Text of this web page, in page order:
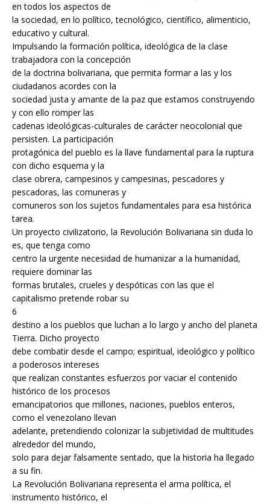
en todos los aspectos de
la sociedad, en lo político, tecnológico, científico, alimenticio,
educativo y cultural.
Impulsando la formación política, ideológica de la clase
trabajadora con la concepción
de la doctrina bolivariana, que permita formar a las y los
ciudadanos acordes con la
sociedad justa y amante de la paz que estamos construyendo
y con ello romper las
cadenas ideológicas-culturales de carácter neocolonial que
persisten. La participación
protagónica del pueblo es la llave fundamental para la ruptura
con dicho esquema y la
clase obrera, campesinos y campesinas, pescadores y
pescadoras, las comuneras y
comuneros son los sujetos fundamentales para esa histórica
tarea.
Un proyecto civilizatorio, la Revolución Bolivariana sin duda lo
es, que tenga como
centro la urgente necesidad de humanizar a la humanidad,
requiere dominar las
formas brutales, crueles y despóticas con las que el
capitalismo pretende robar su
6
destino a los pueblos que luchan a lo largo y ancho del planeta
Tierra. Dicho proyecto
debe combatir desde el campo; espiritual, ideológico y político
a poderosos intereses
que realizan constantes esfuerzos por vaciar el contenido
histórico de los procesos
emancipatorios que millones, naciones, pueblos enteros,
como el venezolano llevan
adelante, pretendiendo colonizar la subjetividad de multitudes
alrededor del mundo,
solo para dejar falsamente sentado, que la historia ha llegado
a su fin.
La Revolución Bolivariana representa el arma política, el
instrumento histórico, el